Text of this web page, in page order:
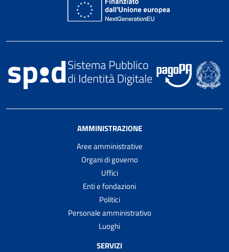
AMMINISTRAZIONE
Aree amministrative
Organi di governo
Uffici
Enti e fondazioni
Politici
Personale amministrativo
Luoghi
SERVIZI